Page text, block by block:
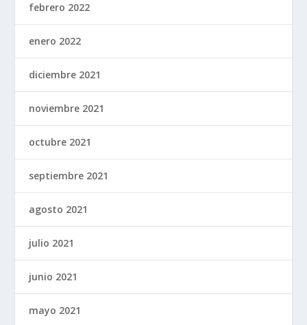
febrero 2022
enero 2022
diciembre 2021
noviembre 2021
octubre 2021
septiembre 2021
agosto 2021
julio 2021
junio 2021
mayo 2021